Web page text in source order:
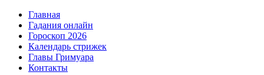
Главная
Гадания онлайн
Гороскоп 2026
Календарь стрижек
Главы Гримуара
Контакты